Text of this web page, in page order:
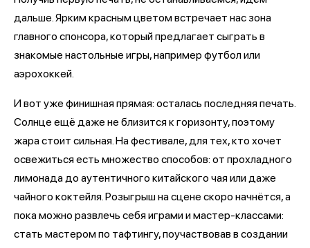
дальше. Ярким красным цветом встречает нас зона
главного спонсора, который предлагает сыграть в
знакомые настольные игры, например футбол или
аэрохоккей.
И вот уже финишная прямая: осталась последняя печать.
Солнце ещё даже не близится к горизонту, поэтому
жара стоит сильная. На фестивале, для тех, кто хочет
освежиться есть множество способов: от прохладного
лимонада до аутентичного китайского чая или даже
чайного коктейля. Розыгрыш на сцене скоро начнётся, а
пока можно развлечь себя играми и мастер-классами:
стать мастером по тафтингу, поучаствовав в создании